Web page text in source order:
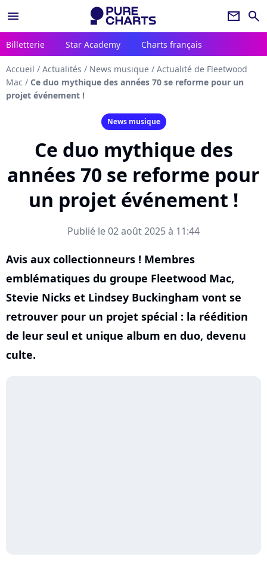
menu newsletter search
Billetterie Star Academy Charts français
Accueil / Actualités / News musique / Actualité de Fleetwood
Mac / Ce duo mythique des années 70 se reforme pour un
projet événement !
News musique
Ce duo mythique des
années 70 se reforme pour
un projet événement !
Publié le 02 août 2025 à 11:44
Avis aux collectionneurs ! Membres
emblématiques du groupe Fleetwood Mac,
Stevie Nicks et Lindsey Buckingham vont se
retrouver pour un projet spécial : la réédition
de leur seul et unique album en duo, devenu
culte.